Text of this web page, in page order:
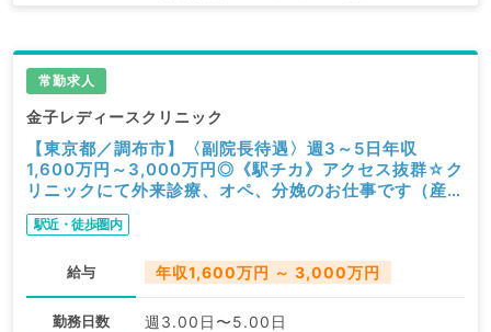
常勤求人
金子レディースクリニック
【東京都／調布市】〈副院長待遇〉週3～5日年収
1,600万円～3,000万円◎《駅チカ》アクセス抜群☆ク
リニックにて外来診療、オペ、分娩のお仕事です（産婦
人科／常勤）
駅近・徒歩圏内
給与 年収1,600万円 ～ 3,000万円
勤務日数 週3.00日〜5.00日